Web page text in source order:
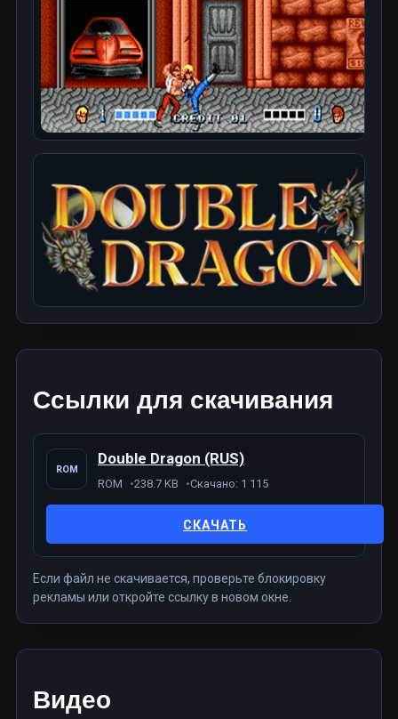
Ссылки для скачивания
ROM
Double Dragon (RUS)
ROM 238.7 KB Скачано: 1 115
СКАЧАТЬ
Если файл не скачивается, проверьте блокировку
рекламы или откройте ссылку в новом окне.
Видео